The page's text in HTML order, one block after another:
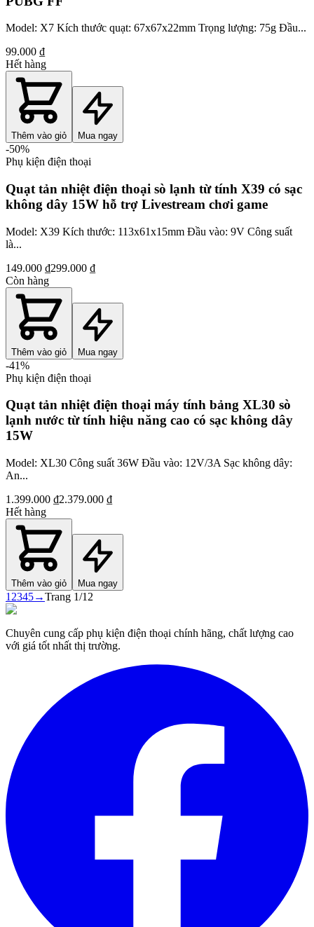
Model: X7 Kích thước quạt: 67x67x22mm Trọng lượng: 75g Đầu...
99.000 ₫
Hết hàng
Thêm vào giỏ Mua ngay
-50%
Phụ kiện điện thoại
Quạt tản nhiệt điện thoại sò lạnh từ tính X39 có sạc
không dây 15W hỗ trợ Livestream chơi game
Model: X39 Kích thước: 113x61x15mm Đầu vào: 9V Công suất
là...
149.000 ₫299.000 ₫
Còn hàng
Thêm vào giỏ Mua ngay
-41%
Phụ kiện điện thoại
Quạt tản nhiệt điện thoại máy tính bảng XL30 sò
lạnh nước từ tính hiệu năng cao có sạc không dây
15W
Model: XL30 Công suất 36W Đầu vào: 12V/3A Sạc không dây:
An...
1.399.000 ₫2.379.000 ₫
Hết hàng
Thêm vào giỏ Mua ngay
1 2345→Trang 1/12
Chuyên cung cấp phụ kiện điện thoại chính hãng, chất lượng cao
với giá tốt nhất thị trường.